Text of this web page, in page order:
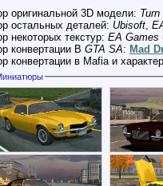
оригинальной 3D модели: Turn
остальных деталей: Ubisoft,
некоторых текстур: EA Games
конвертации В GTA SA: Mad
конвертации в Mafia и